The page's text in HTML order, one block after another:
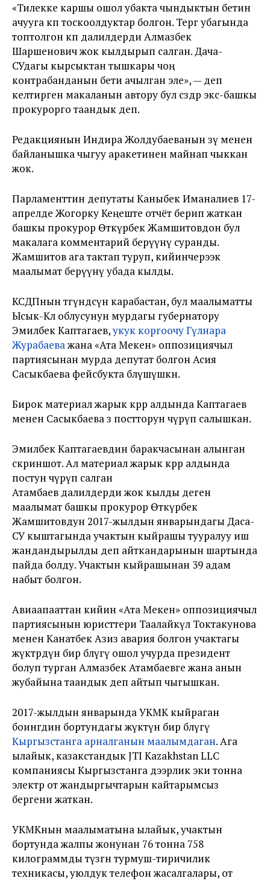
«Тилекке каршы ошол убакта чындыктын бетин
ачууга көп тоскоолдуктар болгон. Тергөө убагында
топтолгон көп далилдерди Алмазбек
Шаршенович жок кылдырып салган. Дача-
СУдагы кырсыктан тышкары чоң
контрабанданын бети ачылган эле», — деп
келтирген макаланын автору бул сөздөр экс-башкы
прокурорго таандык деп.
Редакциянын Индира Жолдубаеванын өзү менен
байланышка чыгуу аракетинен майнап чыккан
жок.
Парламенттин депутаты Каныбек Иманалиев 17-
апрелде Жогорку Кеңеште отчёт берип жаткан
башкы прокурор Өткүрбек Жамшитовдон бул
макалага комментарий берүүнү суранды.
Жамшитов ага тактап туруп, кийинчерээк
маалымат берүүнү убада кылды.
КСДПнын төгүндөөсүнө карабастан, бул маалыматты
Ысык-Көл облусунун мурдагы губернатору
Эмилбек Каптагаев,укук коргоочу Гүлнара
Журабаеважана «Ата Мекен» оппозициячыл
партиясынан мурда депутат болгон Асия
Сасыкбаева фейсбукта бөлүшүшкөн.
Бирок материал жарык көрөөр алдында Каптагаев
менен Сасыкбаева өз постторун өчүрүп салышкан.
Эмилбек Каптагаевдин баракчасынан алынган
скриншот. Ал материал жарык көрөр алдында
постун өчүрүп салган
Атамбаев далилдерди жок кылды деген
маалымат башкы прокурор Өткүрбек
Жамшитовдун 2017-жылдын январындагы Даса-
СУ кыштагында учактын кыйрашы тууралуу иш
жандандырылды деп айткандарынын шартында
пайда болду. Учактын кыйрашынан 39 адам
набыт болгон.
Авиаапааттан кийин «Ата Мекен» оппозициячыл
партиясынын юристтери Таалайкүл Токтакунова
менен Канатбек Азиз авария болгон учактагы
жүктөрдүн бир бөлүгү ошол учурда президент
болуп турган Алмазбек Атамбаевге жана анын
жубайына таандык деп айтып чыгышкан.
2017-жылдын январында УКМК кыйраган
боингдин бортундагы жүктүн бир бөлүгү
Кыргызстанга арналганын маалымдаган. Ага
ылайык, казакстандык JTI Kazakhstan LLC
компаниясы Кыргызстанга дээрлик эки тонна
электр от жандыргычтарын кайтарымсыз
бергени жаткан.
УКМКнын маалыматына ылайык, учактын
бортунда жалпы жонунан 76 тонна 758
килограммды түзгөн турмуш-тиричилик
техникасы, уюлдук телефон жасалгалары, от